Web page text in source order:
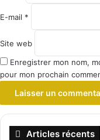
E-mail *
Site web
Enregistrer mon nom,
pour mon prochain
Articles récents